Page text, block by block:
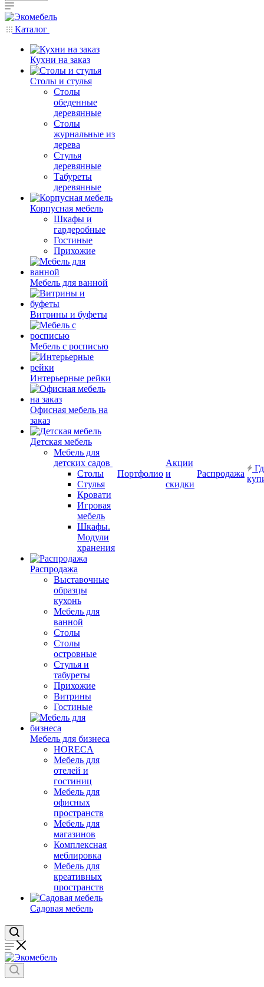
Каталог
Кухни на заказ
Столы и стулья
Столы
обеденные
деревянные
Столы
журнальные из
дерева
Стулья
деревянные
Табуреты
деревянные
Корпусная мебель
Шкафы и
гардеробные
Гостиные
Прихожие
Мебель для ванной
Витрины и буфеты
Мебель с росписью
Интерьерные рейки
Офисная мебель на
заказ
Детская мебель
Мебель для
детских садов
Столы
Стулья
Кровати
Игровая
мебель
Шкафы.
Модули
хранения
Распродажа
Выставочные
образцы
кухонь
Мебель для
ванной
Столы
Столы
островные
Стулья и
табуреты
Прихожие
Витрины
Гостиные
Мебель для бизнеса
HORECA
Мебель для
отелей и
гостиниц
Мебель для
офисных
пространств
Мебель для
магазинов
Комплексная
меблировка
Мебель для
креативных
пространств
Садовая мебель
Портфолио
Акции
и
скидки
Распродажа